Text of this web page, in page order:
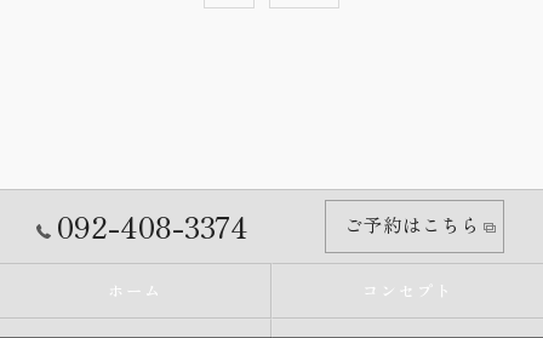
092-408-3374 ご予約はこちら
ホーム コンセプト